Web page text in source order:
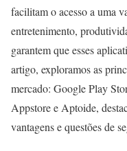
facilitam o acesso a uma
entretenimento,
garantem que esses
artigo, exploramos as
mercado: Google Play
Appstore e Aptoide,
vantagens e questões de